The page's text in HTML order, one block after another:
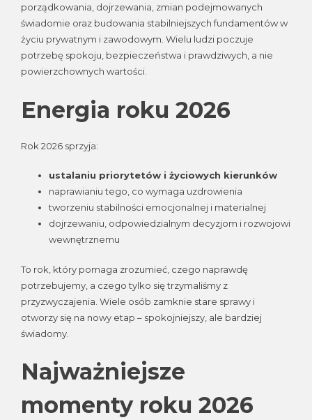
porządkowania, dojrzewania, zmian podejmowanych
świadomie oraz budowania stabilniejszych fundamentów w
życiu prywatnym i zawodowym. Wielu ludzi poczuje
potrzebę spokoju, bezpieczeństwa i prawdziwych, a nie
powierzchownych wartości.
Energia roku 2026
Rok 2026 sprzyja:
ustalaniu priorytetów i życiowych kierunków
naprawianiu tego, co wymaga uzdrowienia
tworzeniu stabilności emocjonalnej i materialnej
dojrzewaniu, odpowiedzialnym decyzjom i rozwojowi
wewnętrznemu
To rok, który pomaga zrozumieć, czego naprawdę
potrzebujemy, a czego tylko się trzymaliśmy z
przyzwyczajenia. Wiele osób zamknie stare sprawy i
otworzy się na nowy etap – spokojniejszy, ale bardziej
świadomy.
Najważniejsze
momenty roku 2026